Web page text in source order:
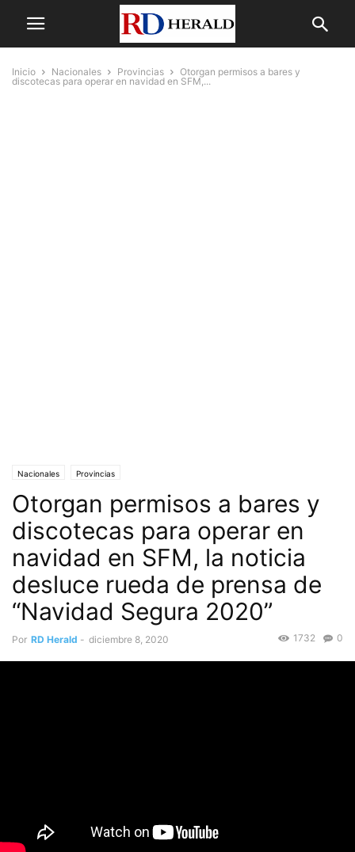
Inicio Nacionales Provincias
Otorgan permisos a bares y
discotecas para operar en navidad en SFM,...
Nacionales Provincias
Otorgan permisos a bares y
discotecas para operar en
navidad en SFM, la noticia
desluce rueda de prensa de
“Navidad Segura 2020”
Por RD Herald - diciembre 8, 2020 0
1732